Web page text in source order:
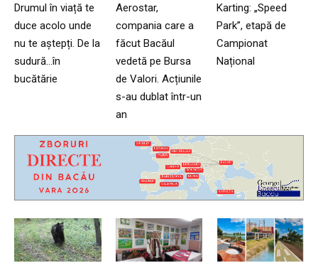
Drumul în viață te
duce acolo unde
nu te aștepți. De la
sudură…în
bucătărie
Aerostar,
compania care a
făcut Bacăul
vedetă pe Bursa
de Valori. Acțiunile
s-au dublat într-un
an
Karting: „Speed
Park”, etapă de
Campionat
Național